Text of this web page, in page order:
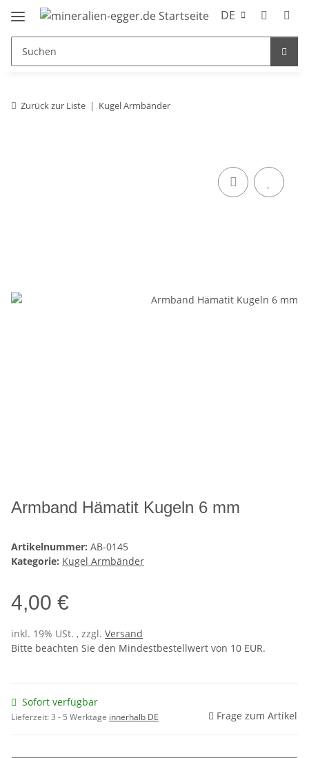
DE
Zurück zur Liste Kugel Armbänder
Armband Hämatit Kugeln 6 mm
Artikelnummer: AB-0145
Kategorie: Kugel Armbänder
4,00 €
inkl. 19% USt. , zzgl. Versand
Bitte beachten Sie den Mindestbestellwert von 10 EUR.
Sofort verfügbar
Lieferzeit:3 - 5 Werktage innerhalb DE Frage zum Artikel